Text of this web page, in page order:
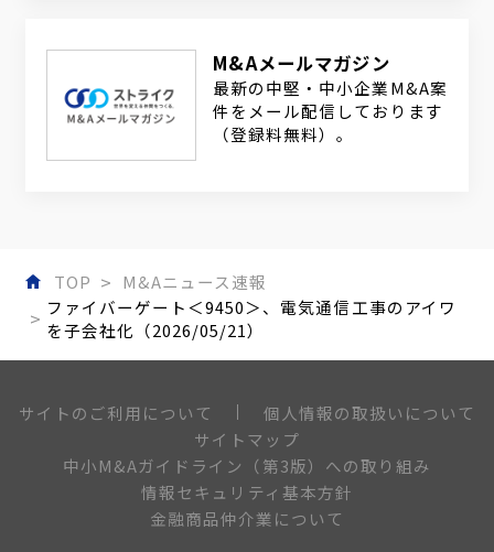
M&Aメールマガジン
最新の中堅・中小企業M&A案
件をメール配信しております
（登録料無料）。
TOP
M&Aニュース速報
ファイバーゲート＜9450＞、電気通信工事のアイワ
を子会社化（2026/05/21）
サイトのご利用について
個人情報の取扱いについて
サイトマップ
中小M&Aガイドライン（第3版）への取り組み
情報セキュリティ基本方針
金融商品仲介業について